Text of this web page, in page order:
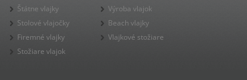
Štátne vlajky
Stolové vlajočky
Firemné vlajky
Stožiare vlajok
Výroba vlajok
Beach vlajky
Vlajkové stožiare